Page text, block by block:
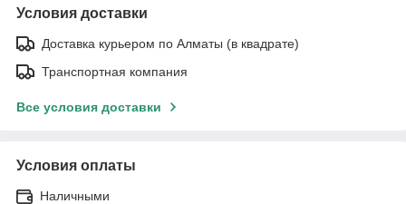
Условия доставки
Доставка курьером по Алматы (в квадрате)
Транспортная компания
Все условия доставки
Условия оплаты
Наличными